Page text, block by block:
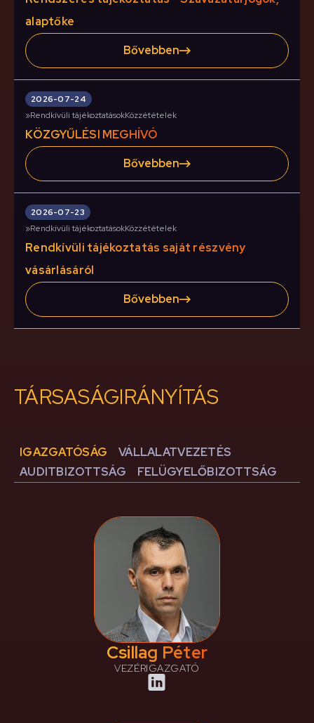
alaptőke
Bővebben
2026-07-24
»Rendkívüli tájékoztatásokKözzétételek
KÖZGYŰLÉSI MEGHÍVÓ
Bővebben
2026-07-23
»Rendkívüli tájékoztatásokKözzétételek
Rendkívüli tájékoztatás saját részvény
vásárlásáról
Bővebben
TÁRSASÁGIRÁNYÍTÁS
IGAZGATÓSÁG
VÁLLALATVEZETÉS
AUDITBIZOTTSÁG
FELÜGYELŐBIZOTTSÁG
Csillag Péter
VEZÉRIGAZGATÓ